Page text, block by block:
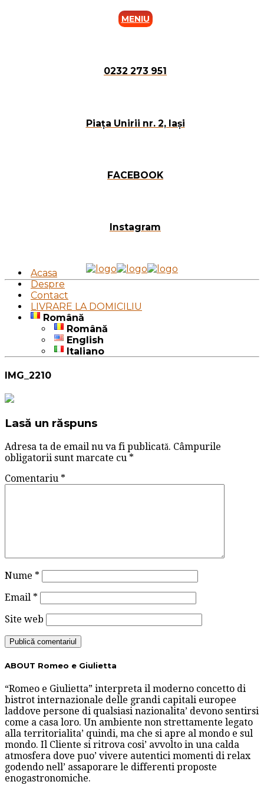
MENIU
0232 273 951
Piața Unirii nr. 2, Iași
FACEBOOK
Instagram
Acasa
Despre
Contact
LIVRARE LA DOMICILIU
Română
Română
English
Italiano
IMG_2210
Lasă un răspuns
Adresa ta de email nu va fi publicată. Câmpurile
obligatorii sunt marcate cu *
Comentariu *
Nume *
Email *
Site web
ABOUT Romeo e Giulietta
“Romeo e Giulietta” interpreta il moderno concetto di
bistrot internazionale delle grandi capitali europee
laddove persone di qualsiasi nazionalita’ devono sentirsi
come a casa loro. Un ambiente non strettamente legato
alla territorialita’ quindi, ma che si apre al mondo e sul
mondo. Il Cliente si ritrova cosi’ avvolto in una calda
atmosfera dove puo’ vivere autentici momenti di relax
godendo nell’ assaporare le differenti proposte
enogastronomiche.